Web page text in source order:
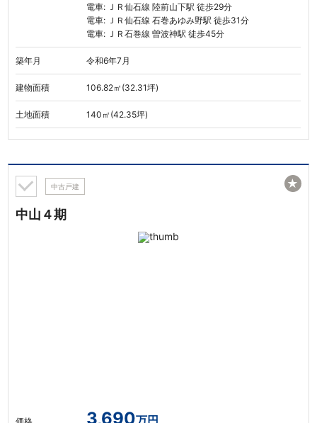
電車: ＪＲ仙石線 陸前山下駅 徒歩29分
電車: ＪＲ仙石線 石巻あゆみ野駅 徒歩31分
電車: ＪＲ石巻線 曽波神駅 徒歩45分
築年月 令和6年7月
建物面積 106.82㎡(32.31坪)
土地面積 140㎡(42.35坪)
中古戸建
中山４期
3,690
★